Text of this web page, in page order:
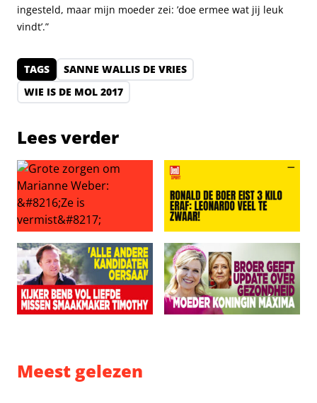
ingesteld, maar mijn moeder zei: ’doe ermee wat jij leuk
vindt’.”
TAGS
SANNE WALLIS DE VRIES
WIE IS DE MOL 2017
Lees verder
Grote zorgen om Marianne Weber: ‘Ze is vermist’
Ronald de Boer eist 3 kilo
Meest gelezen